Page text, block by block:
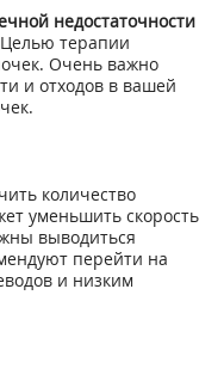
недостаточности
терапии
Очень важно
и отходов в вашей
количество
уменьшить скорость
выводиться
перейти на
и низким